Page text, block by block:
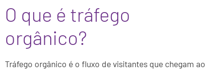
O que é tráfego
orgânico?
Tráfego orgânico é o fluxo de visitantes que chegam ao